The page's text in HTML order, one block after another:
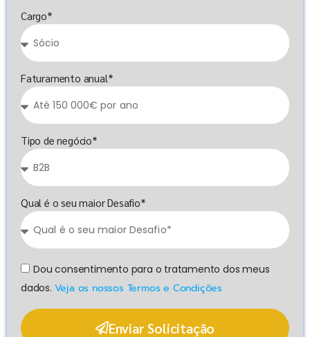
Cargo*
Faturamento anual*
Tipo de negócio*
Qual é o seu maior Desafio*
Dou consentimento para o tratamento dos meus
dados. Veja os nossos Termos e Condições
Enviar Solicitação